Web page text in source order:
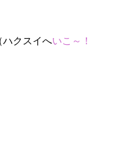
ハクスイへいこ～！